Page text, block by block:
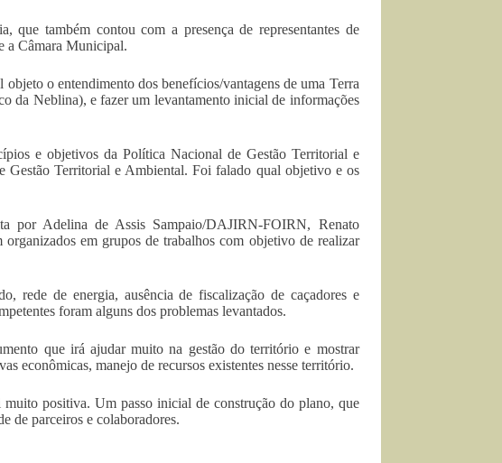
que também contou com a presença de representantes de
Câmara Municipal.
o entendimento dos benefícios/vantagens de uma Terra
da Neblina), e fazer um levantamento inicial de informações
e objetivos da Política Nacional de Gestão Territorial e
Gestão Territorial e Ambiental. Foi falado qual objetivo e os
por Adelina de Assis Sampaio/DAJIRN-FOIRN, Renato
em grupos de trabalhos com objetivo de realizar
rede de energia, ausência de fiscalização de caçadores e
foram alguns dos problemas levantados.
que irá ajudar muito na gestão do território e mostrar
econômicas, manejo de recursos existentes nesse território.
positiva. Um passo inicial de construção do plano, que
de parceiros e colaboradores.